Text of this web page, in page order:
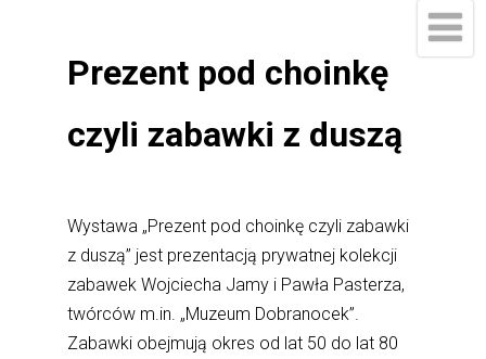
Prezent pod choinkę
czyli zabawki z duszą
Wystawa „Prezent pod choinkę czyli zabawki
z duszą” jest prezentacją prywatnej kolekcji
zabawek Wojciecha Jamy i Pawła Pasterza,
twórców m.in. „Muzeum Dobranocek”.
Zabawki obejmują okres od lat 50 do lat 80